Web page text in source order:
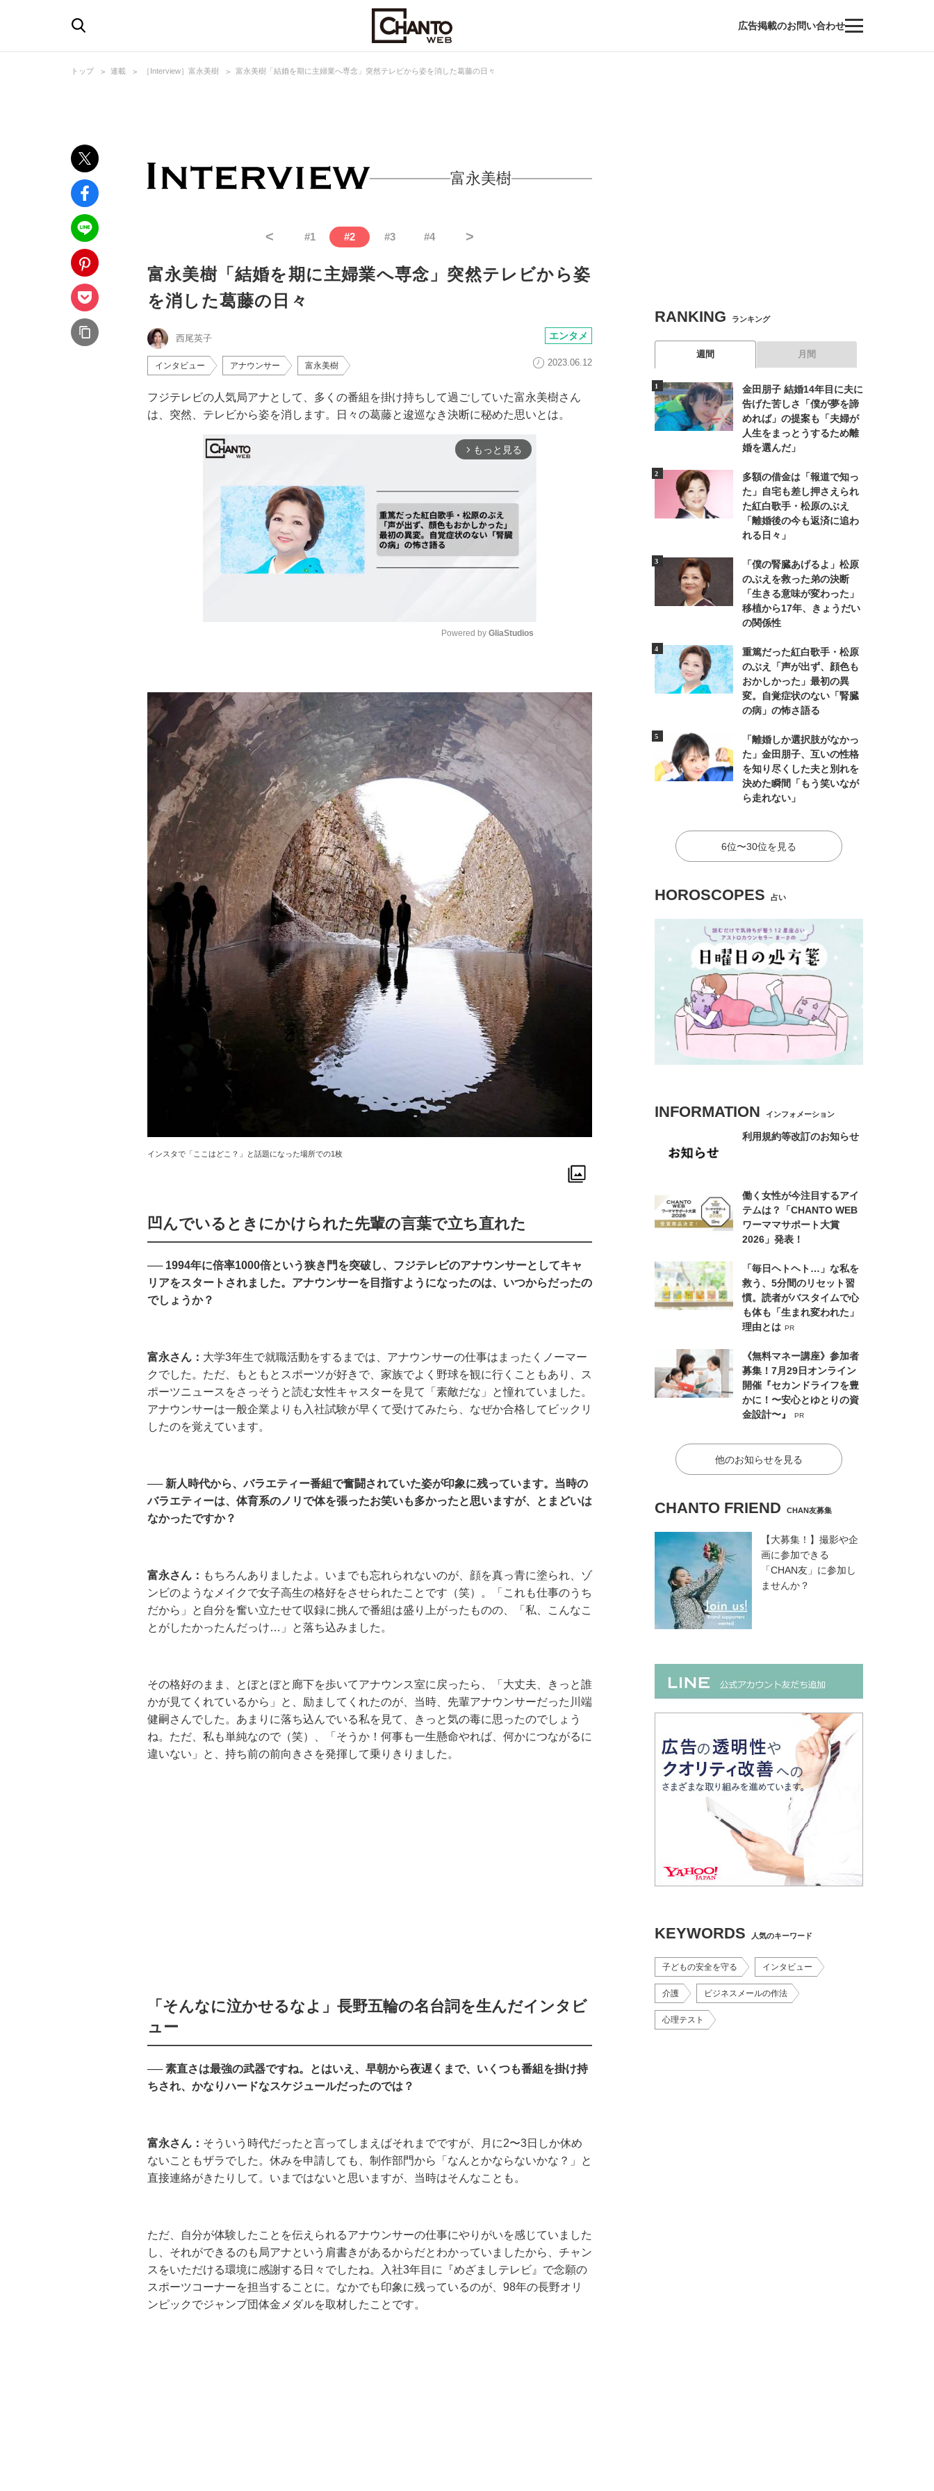
広告掲載のお問い合わせ
トップ 連載 ［Interview］富永美樹 富永美樹「結婚を期に主婦業へ専念」突然テレビから姿を消した葛藤の日々
富永美樹
< #1 #2 #3 #4 >
富永美樹「結婚を期に主婦業へ専念」突然テレビから姿
を消した葛藤の日々
西尾英子 エンタメ
インタビュー アナウンサー 富永美樹 2023.06.12
フジテレビの人気局アナとして、多くの番組を掛け持ちして過ごしていた富永美樹さん
は、突然、テレビから姿を消します。日々の葛藤と逡巡なき決断に秘めた思いとは。
arrow_forward_ios もっと見る
Powered by GliaStudios
インスタで「ここはどこ？」と話題になった場所での1枚
凹んでいるときにかけられた先輩の言葉で立ち直れた
── 1994年に倍率1000倍という狭き門を突破し、フジテレビのアナウンサーとしてキャ
リアをスタートされました。アナウンサーを目指すようになったのは、いつからだったの
でしょうか？
富永さん： 大学3年生で就職活動をするまでは、アナウンサーの仕事はまったくノーマー
クでした。ただ、もともとスポーツが好きで、家族でよく野球を観に行くこともあり、ス
ポーツニュースをさっそうと読む女性キャスターを見て「素敵だな」と憧れていました。
アナウンサーは一般企業よりも入社試験が早くて受けてみたら、なぜか合格してビックリ
したのを覚えています。
── 新人時代から、バラエティー番組で奮闘されていた姿が印象に残っています。当時の
バラエティーは、体育系のノリで体を張ったお笑いも多かったと思いますが、とまどいは
なかったですか？
富永さん： もちろんありましたよ。いまでも忘れられないのが、顔を真っ青に塗られ、ゾ
ンビのようなメイクで女子高生の格好をさせられたことです（笑）。「これも仕事のうち
だから」と自分を奮い立たせて収録に挑んで番組は盛り上がったものの、「私、こんなこ
とがしたかったんだっけ…」と落ち込みました。
その格好のまま、とぼとぼと廊下を歩いてアナウンス室に戻ったら、「大丈夫、きっと誰
かが見てくれているから」と、励ましてくれたのが、当時、先輩アナウンサーだった川端
健嗣さんでした。あまりに落ち込んでいる私を見て、きっと気の毒に思ったのでしょう
ね。ただ、私も単純なので（笑）、「そうか！何事も一生懸命やれば、何かにつながるに
違いない」と、持ち前の前向きさを発揮して乗りきりました。
「そんなに泣かせるなよ」長野五輪の名台詞を生んだインタビ
ュー
── 素直さは最強の武器ですね。とはいえ、早朝から夜遅くまで、いくつも番組を掛け持
ちされ、かなりハードなスケジュールだったのでは？
富永さん： そういう時代だったと言ってしまえばそれまでですが、月に2〜3日しか休め
ないこともザラでした。休みを申請しても、制作部門から「なんとかならないかな？」と
直接連絡がきたりして。いまではないと思いますが、当時はそんなことも。
ただ、自分が体験したことを伝えられるアナウンサーの仕事にやりがいを感じていました
し、それができるのも局アナという肩書きがあるからだとわかっていましたから、チャン
スをいただける環境に感謝する日々でしたね。入社3年目に『めざましテレビ』で念願の
スポーツコーナーを担当することに。なかでも印象に残っているのが、98年の長野オリ
ンピックでジャンプ団体金メダルを取材したことです。
RANKING ランキング
週間 月間
金田朋子 結婚14年目に夫に
告げた苦しさ「僕が夢を諦
めれば」の提案も「夫婦が
人生をまっとうするため離
婚を選んだ」
多額の借金は「報道で知っ
た」自宅も差し押さえられ
た紅白歌手・松原のぶえ
「離婚後の今も返済に追わ
れる日々」
「僕の腎臓あげるよ」松原
のぶえを救った弟の決断
「生きる意味が変わった」
移植から17年、きょうだい
の関係性
重篤だった紅白歌手・松原
のぶえ「声が出ず、顔色も
おかしかった」最初の異
変。自覚症状のない「腎臓
の病」の怖さ語る
「離婚しか選択肢がなかっ
た」金田朋子、互いの性格
を知り尽くした夫と別れを
決めた瞬間「もう笑いなが
ら走れない」
6位〜30位を見る
HOROSCOPES 占い
INFORMATION インフォメーション
利用規約等改訂のお知らせ
働く女性が今注目するアイ
テムは？「CHANTO WEB
ワーママサポート大賞
2026」発表！
「毎日ヘトヘト…」な私を
救う、5分間のリセット習
慣。読者がバスタイムで心
も体も「生まれ変われた」
理由とは PR
《無料マネー講座》参加者
募集！7月29日オンライン
開催『セカンドライフを豊
かに！〜安心とゆとりの資
金設計〜』
PR
他のお知らせを見る
CHANTO FRIEND CHAN友募集
【大募集！】撮影や企
画に参加できる
「CHAN友」に参加し
ませんか？
KEYWORDS 人気のキーワード
子どもの安全を守る インタビュー
介護 ビジネスメールの作法
心理テスト